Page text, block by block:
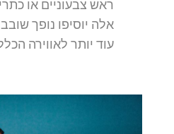
ראש צבעוניים או כתרי
אלה יוסיפו נופך שובב
עוד יותר לאווירה